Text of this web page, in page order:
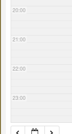
20:00
21:00
22:00
23:00